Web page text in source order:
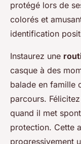
protégé lors de
colorés et
identification
Instaurez une
casque à des
balade en famille
parcours.
quand il met
protection. Cette
progressivement